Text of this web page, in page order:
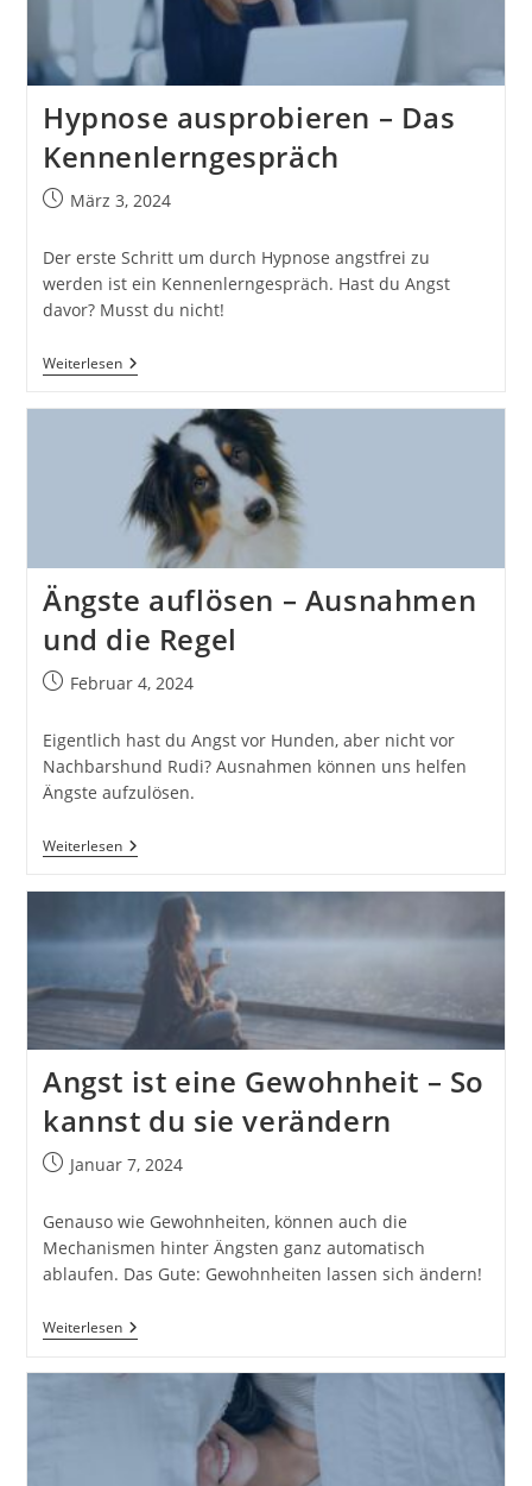
Tun
Kann
Hypnose ausprobieren – Das
Kennenlerngespräch
BeitragMärz 3, 2024
Der erste Schritt um durch Hypnose angstfrei zu
werden ist ein Kennenlerngespräch. Hast du Angst
davor? Musst du nicht!
WeiterlesenHypnose
Ausprobieren
Kennenlerngespräch
Ängste auflösen – Ausnahmen
und die Regel
BeitragFebruar 4, 2024
Eigentlich hast du Angst vor Hunden, aber nicht vor
Nachbarshund Rudi? Ausnahmen können uns helfen
Ängste aufzulösen.
WeiterlesenÄngste
Auflösen
Ausnahmen
Die
Angst ist eine Gewohnheit – So
kannst du sie verändern
BeitragJanuar 7, 2024
Genauso wie Gewohnheiten, können auch die
Mechanismen hinter Ängsten ganz automatisch
ablaufen. Das Gute: Gewohnheiten lassen sich ändern!
WeiterlesenAngst
Ist
Gewohnheit